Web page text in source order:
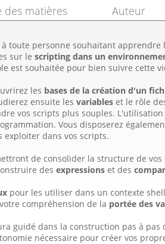
toute personne souhaitant apprendre
sur le scripting dans un
est souhaitée pour bien suivre cette
les bases de la création d'un
ensuite les variables et le rôle
vos scripts plus souples. L'utilisation
Vous disposerez
exploiter dans vos scripts.
de consolider la structure de
des expressions et des
pour les utiliser dans un contexte
compréhension de la portée des
guidé dans la construction pas à
nécessaire pour créer vos
des matières Auteur